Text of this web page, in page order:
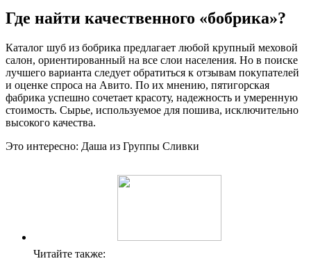
Где найти качественного «бобрика»?
Каталог шуб из бобрика предлагает любой крупный меховой
салон, ориентированный на все слои населения. Но в поиске
лучшего варианта следует обратиться к отзывам покупателей
и оценке спроса на Авито. По их мнению, пятигорская
фабрика успешно сочетает красоту, надежность и умеренную
стоимость. Сырье, используемое для пошива, исключительно
высокого качества.
Это интересно: Даша из Группы Сливки
Читайте также: